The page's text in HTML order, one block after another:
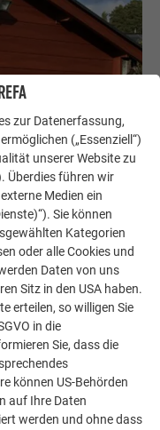
zur Datenerfassung,
(„Essenziell“)
unserer Website zu
Überdies führen wir
Medien ein
Sie können
Kategorien
oder alle Cookies und
Daten von uns
Sitz in den USA haben.
erteilen, so willigen Sie
in die
Sie, dass die
können US-Behörden
auf Ihre Daten
werden und ohne dass